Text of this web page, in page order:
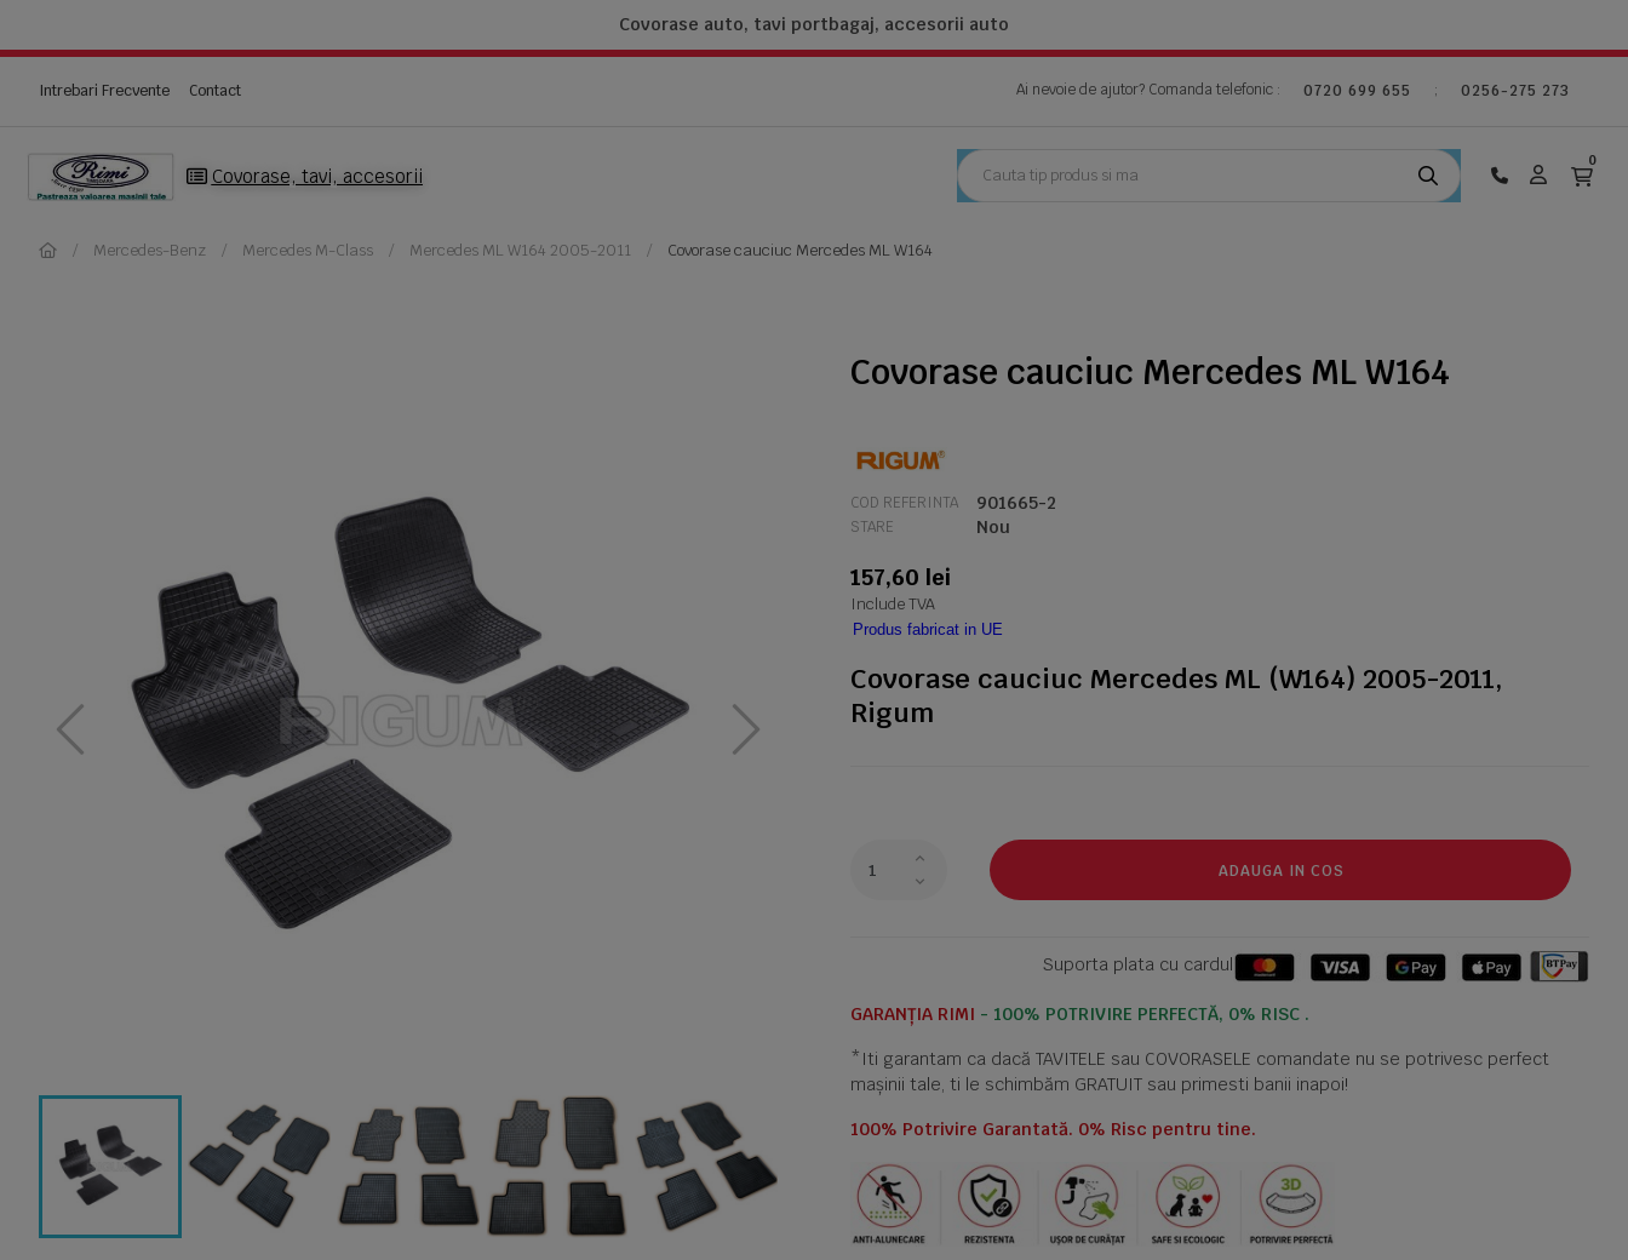
Covorase auto, tavi portbagaj, accesorii auto
Intrebari Frecvente Contact Ai nevoie de ajutor? Comanda telefonic : 0720 699 655 ; 0256-275 273
Covorase, tavi, accesorii
0
Mercedes-Benz Mercedes M-Class Mercedes ML W164 2005-2011 Covorase cauciuc Mercedes ML W164
Covorase cauciuc Mercedes ML W164
COD REFERINTA 901665-2
STARE Nou
157,60 lei
Include TVA
Produs fabricat in UE
Covorase cauciuc Mercedes ML (W164) 2005-2011,
Rigum
ADAUGA IN COS
Suporta plata cu cardul
GARANȚIA RIMI - 100% POTRIVIRE PERFECTĂ, 0% RISC .
*Iti garantam ca dacă TAVITELE sau COVORASELE comandate nu se potrivesc perfect
mașinii tale, ti le schimbăm GRATUIT sau primesti banii inapoi!
100% Potrivire Garantată. 0% Risc pentru tine.